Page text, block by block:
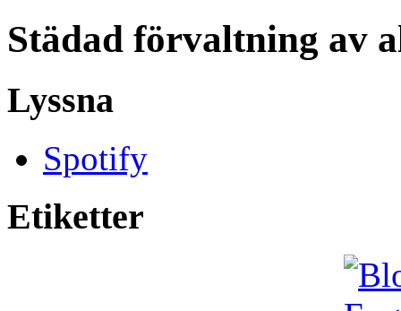
Städad förvaltning av
Lyssna
Spotify
Etiketter